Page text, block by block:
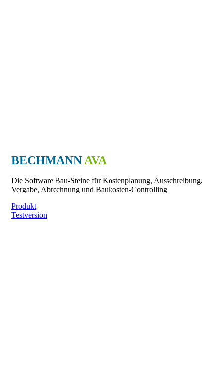
BECHMANN AVA
Die Software Bau-Steine für Kostenplanung, Ausschreibung,
Vergabe, Abrechnung und Baukosten-Controlling
Produkt
Testversion